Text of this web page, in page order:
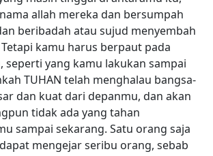
allah mereka dan bersumpah
beribadah atau sujud menyembah
kamu harus berpaut pada
seperti yang kamu lakukan sampai
TUHAN telah menghalau bangsa-
dan kuat dari depanmu, dan akan
tidak ada yang tahan
sampai sekarang. Satu orang saja
mengejar seribu orang, sebab